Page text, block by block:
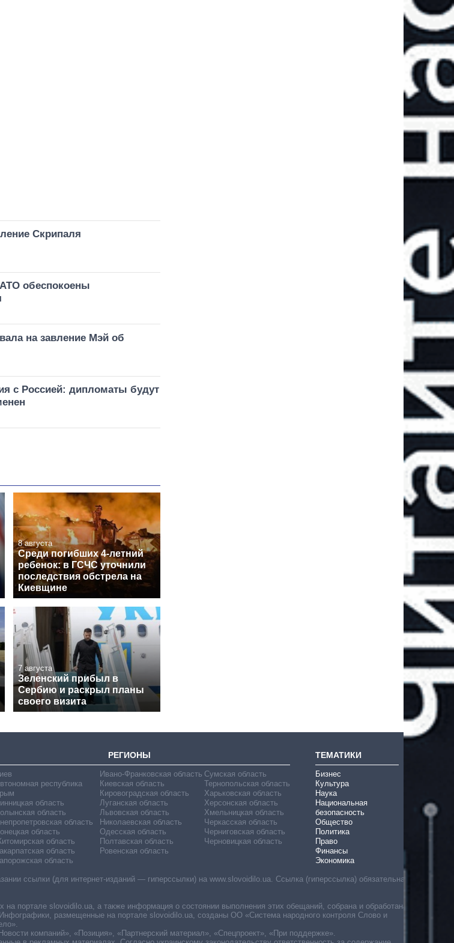
Скрипаля
обеспокоены
на завление Мэй об
с Россией: дипломаты будут
8 августа
Среди погибших 4-летний
ребенок: в ГСЧС уточнили
последствия обстрела на
Киевщине
7 августа
Зеленский прибыл в
Сербию и раскрыл планы
своего визита
РЕГИОНЫ
республика
область
область
область
область
область
область
область
Ивано-Франковская область
Киевская область
Кировоградская область
Луганская область
Львовская область
Николаевская область
Одесская область
Полтавская область
Ровенская область
Сумская область
Тернопольская область
Харьковская область
Херсонская область
Хмельницкая область
Черкасская область
Черниговская область
Черновицкая область
ТЕМАТИКИ
Бизнес
Культура
Наука
Национальная
безопасность
Общество
Политика
Право
Финансы
Экономика
ссылки (для интернет-изданий — гиперссылки) на www.slovoidilo.ua. Ссылка (гиперссылка) обязательна
портале slovoidilo.ua, а также информация о состоянии выполнения этих обещаний, собрана и обработана
размещенные на портале slovoidilo.ua, созданы ОО «Система народного контроля Слово и
компаний», «Позиция», «Партнерский материал», «Спецпроект», «При поддержке».